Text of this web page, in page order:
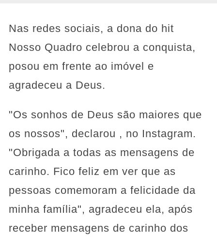
Nas redes sociais, a dona do hit
Nosso Quadro celebrou a conquista,
posou em frente ao imóvel e
agradeceu a Deus.
"Os sonhos de Deus são maiores que
os nossos", declarou , no Instagram.
"Obrigada a todas as mensagens de
carinho. Fico feliz em ver que as
pessoas comemoram a felicidade da
minha família", agradeceu ela, após
receber mensagens de carinho dos